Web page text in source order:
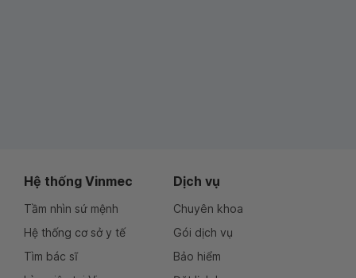
Hệ thống Vinmec
Tầm nhìn sứ mệnh
Hệ thống cơ sở y tế
Tìm bác sĩ
Dịch vụ
Chuyên khoa
Gói dịch vụ
Bảo hiểm